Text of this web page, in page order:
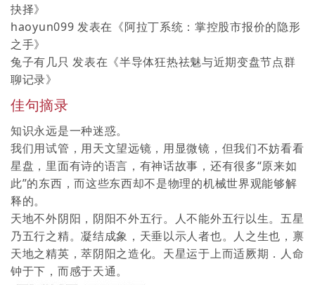
抉择》
haoyun099 发表在《阿拉丁系统：掌控股市报价的隐形
之手》
兔子有几只 发表在《半导体狂热祛魅与近期变盘节点群
聊记录》
佳句摘录
知识永远是一种迷惑。
我们用试管，用天文望远镜，用显微镜，但我们不妨看看
星盘，里面有诗的语言，有神话故事，还有很多“原来如
此”的东西，而这些东西却不是物理的机械世界观能够解
释的。
天地不外阴阳，阴阳不外五行。人不能外五行以生。五星
乃五行之精。凝结成象，天垂以示人者也。人之生也，禀
天地之精英，萃阴阳之造化。天星运于上而适厥期．人命
钟于下，而感于天通。